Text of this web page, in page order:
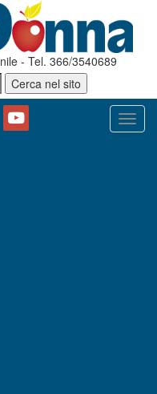
- Tel. 366/3540689